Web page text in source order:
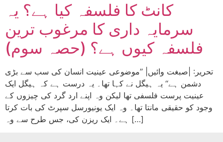
کانٹ کا فلسفہ کیا ہے؟ یہ
سرمایہ داری کا مرغوب ترین
فلسفہ کیوں ہے؟ (حصہ سوم)
تحریر: |صبغت وائیں| ’’موضوعی عینیت انسان کی سب سے بڑی
دشمن ہے‘‘ یہ ہیگل نے کہا تھا۔ یہ درست ہے کہ ہیگل ایک
عینیت پرست فلسفی تھا لیکن وہ اپنے ارد گرد کی چیزوں کے
وجود کو حقیقی مانتا تھا۔ وہ ایک یونیورسل سپرٹ کی بات کرتا
ہے۔ ایک ریزن کی، جس طرح سے وہ […]